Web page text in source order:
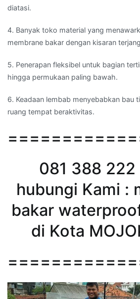
diatasi.
4. Banyak toko material yang
membrane bakar dengan kisaran
5. Penerapan fleksibel untuk bagian
hingga permukaan paling bawah.
6. Keadaan lembab menyebabkan bau
ruang tempat beraktivitas.
081 388 222
hubungi Kami :
bakar
di Kota